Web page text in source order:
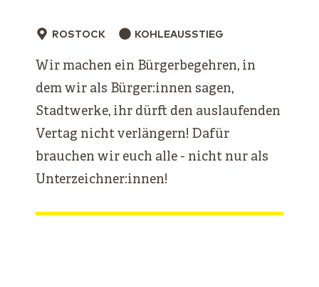
ROSTOCK KOHLEAUSSTIEG
Wir machen ein Bürgerbegehren, in
dem wir als Bürger:innen sagen,
Stadtwerke, ihr dürft den auslaufenden
Vertag nicht verlängern! Dafür
brauchen wir euch alle - nicht nur als
Unterzeichner:innen!